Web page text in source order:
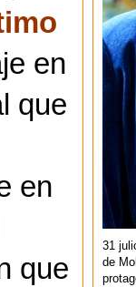
en
que
en
que
31
de